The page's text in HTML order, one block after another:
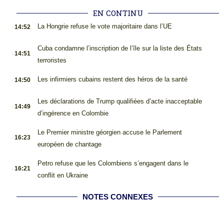
EN CONTINU
14:52 La Hongrie refuse le vote majoritaire dans l’UE
14:51
Cuba condamne l’inscription de l’île sur la liste des États
terroristes
14:50 Les infirmiers cubains restent des héros de la santé
14:49
Les déclarations de Trump qualifiées d’acte inacceptable
d’ingérence en Colombie
16:23
Le Premier ministre géorgien accuse le Parlement
européen de chantage
16:21
Petro refuse que les Colombiens s’engagent dans le
conflit en Ukraine
NOTES CONNEXES